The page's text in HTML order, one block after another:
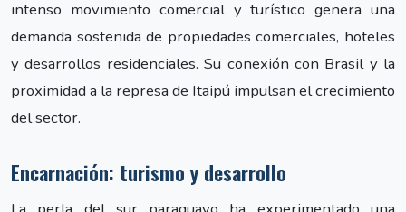
intenso movimiento comercial y turístico genera una
demanda sostenida de propiedades comerciales, hoteles
y desarrollos residenciales. Su conexión con Brasil y la
proximidad a la represa de Itaipú impulsan el crecimiento
del sector.
Encarnación: turismo y desarrollo